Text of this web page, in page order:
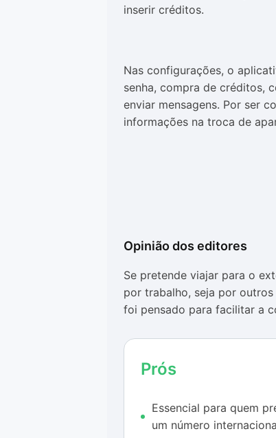
inserir créditos.
Nas configurações, o
senha, compra de créditos,
enviar mensagens. Por ser
informações na troca de
Opinião dos editores
Se pretende viajar para o
por trabalho, seja por
foi pensado para facilitar a
Mesmo só oferecendo
2ndline atende bem todos
Outro ponto positivo é a
Prós
Essencial para quem
um número